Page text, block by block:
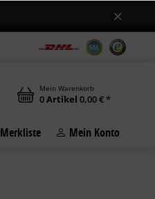
Jetzt auch samstags geöffnet
Mein Warenkorb
0Artikel 0,00 € *
Merkliste Mein Konto